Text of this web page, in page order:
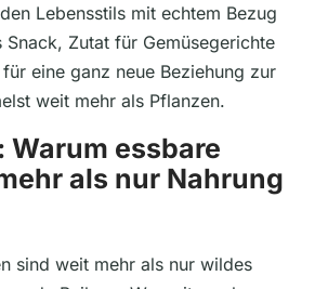
Lebensstils mit echtem Bezug
Snack, Zutat für Gemüsegerichte
eine ganz neue Beziehung zur
weit mehr als Pflanzen.
Warum essbare
als nur Nahrung
sind weit mehr als nur wildes